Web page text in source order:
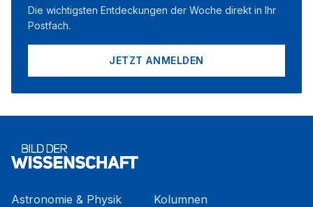
Die wichtigsten Entdeckungen der Woche direkt in Ihr
Postfach.
JETZT ANMELDEN
Astronomie & Physik
Kolumnen